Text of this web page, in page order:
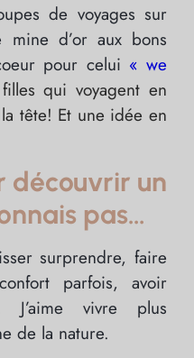
de voyages sur
mine d’or aux bons
pour celui « we
qui voyagent en
tête! Et une idée en
découvrir un
pas…
surprendre, faire
parfois, avoir
J’aime vivre plus
de la nature.